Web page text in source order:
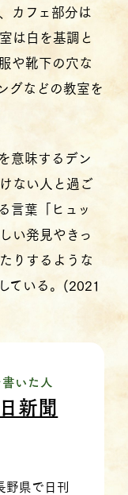
カフェ部分は
は白を基調と
や靴下の穴な
グなどの教室を
意味するデン
ない人と過ご
言葉「ヒュッ
い発見やきっ
りするような
ている。(2021
いた人
新聞
野県で日刊